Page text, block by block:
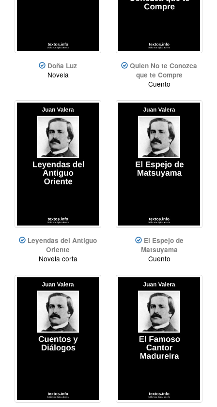
Doña Luz
Novela
Quien No te Conozca
que te Compre
Cuento
Leyendas del Antiguo
Oriente
Novela corta
El Espejo de
Matsuyama
Cuento